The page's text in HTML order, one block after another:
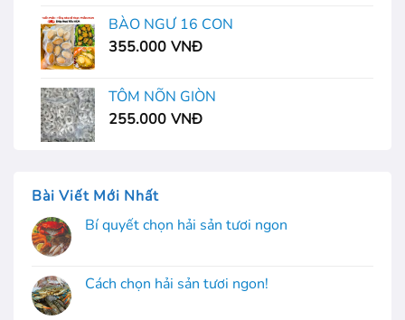
BÀO NGƯ 16 CON
355.000 VNĐ
TÔM NÕN GIÒN
255.000 VNĐ
Bài Viết Mới Nhất
Bí quyết chọn hải sản tươi ngon
Cách chọn hải sản tươi ngon!